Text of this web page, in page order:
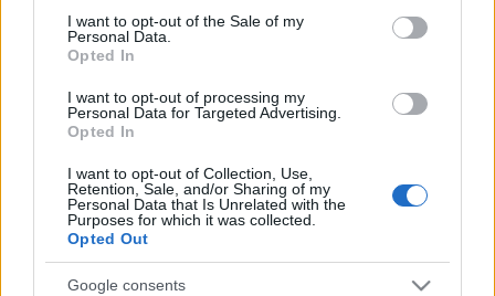
consent section.
I want to opt-out of the Sale of my
Personal Data.
Opted In
I want to opt-out of processing my
Personal Data for Targeted Advertising.
Opted In
I want to opt-out of Collection, Use,
Retention, Sale, and/or Sharing of my
Personal Data that Is Unrelated with the
Purposes for which it was collected.
Opted Out
Google consents
Άρης
ΟΦΗ
Βόλος
Ατρόμητος Αθηνών
Μεγάλη μου Αγάπη
Μια Ιστορία από την Πόλη
ΖΩΝΤΑΝΑ